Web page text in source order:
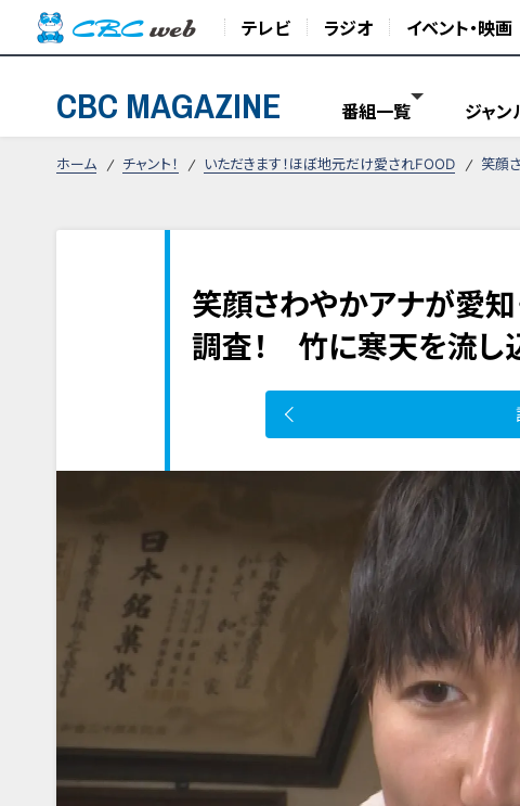
テレビ ラジオ イベント・映画
CBC MAGAZINE 番組一覧 ジャン
ホーム チャント！ いただきます！ほぼ地元だけ愛されFOOD 笑顔
笑顔さわやかアナが愛知
調査！ 竹に寒天を流し